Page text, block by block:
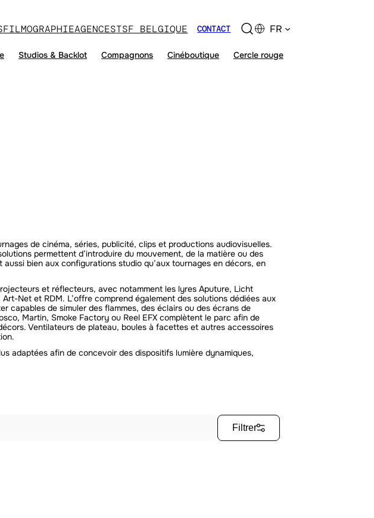
FILMOGRAPHIEAGENCESTSF BELGIQUE CONTACT FR
Studios & Backlot Compagnons Cinéboutique Cercle rouge
de cinéma, séries, publicité, clips et productions audiovisuelles.
permettent d’introduire du mouvement, de la matière ou des
bien aux configurations studio qu’aux tournages en décors, en
et réflecteurs, avec notamment les lyres Aputure, Licht
Net et RDM. L’offre comprend également des solutions dédiées aux
capables de simuler des flammes, des éclairs ou des écrans de
Martin, Smoke Factory ou Reel EFX complètent le parc afin de
Ventilateurs de plateau, boules à facettes et autres accessoires
adaptées afin de concevoir des dispositifs lumière dynamiques,
Filtrer